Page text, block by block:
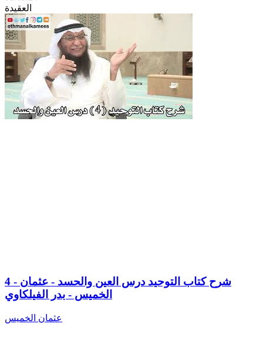
العقيدة
4 - شرح كتاب التوحيد درس العين والحسد - عثمان
الخميس - بدر الفيلكاوي
عثمان الخميس